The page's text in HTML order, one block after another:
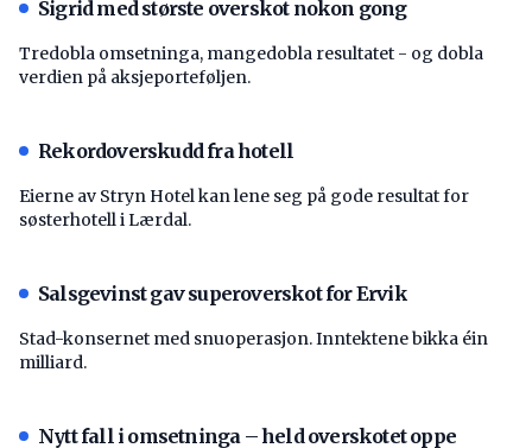
Sigrid med største overskot nokon gong
Tredobla omsetninga, mangedobla resultatet - og dobla
verdien på aksjeporteføljen.
Rekordoverskudd fra hotell
Eierne av Stryn Hotel kan lene seg på gode resultat for
søsterhotell i Lærdal.
Salsgevinst gav superoverskot for Ervik
Stad-konsernet med snuoperasjon. Inntektene bikka éin
milliard.
Nytt fall i omsetninga – held overskotet oppe